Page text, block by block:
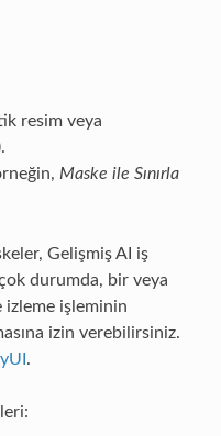
resim veya
Maske ile Sınırla
Gelişmiş AI iş
durumda, bir veya
izleme işleminin
izin verebilirsiniz.
.